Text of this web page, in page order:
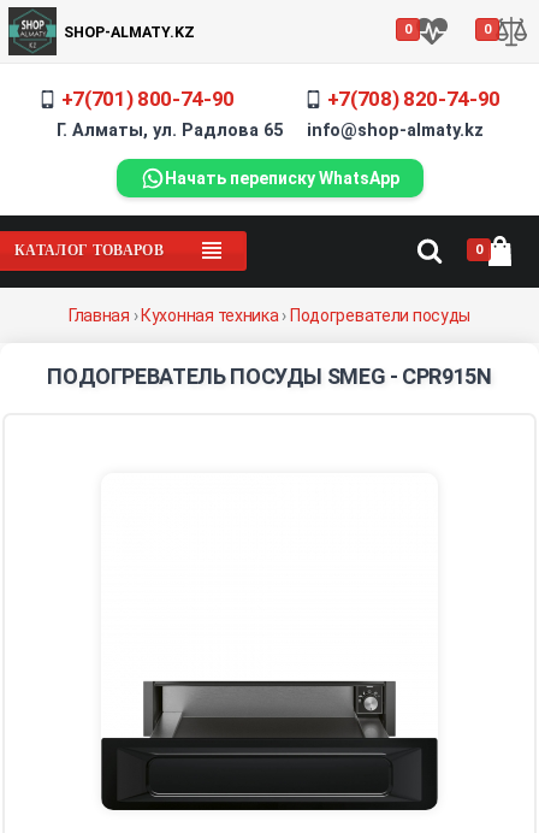
SHOP-ALMATY.KZ 0 0
купить
посуды
+7(701) 800-74-90 +7(708) 820-74-90
Г. Алматы, ул. Радлова 65 info@shop-almaty.kz
Начать переписку WhatsApp
КАТАЛОГ ТОВАРОВ 0
Главная ›Кухонная техника ›Подогреватели посуды
ПОДОГРЕВАТЕЛЬ ПОСУДЫ SMEG - CPR915N